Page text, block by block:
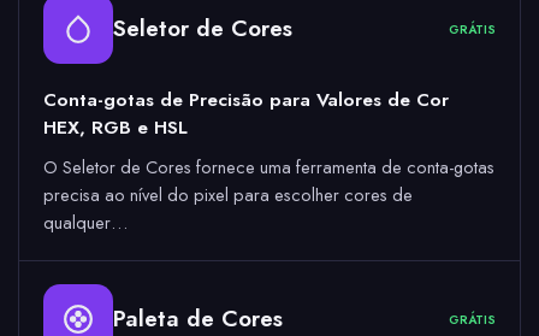
Seletor de Cores GRÁTIS
Conta-gotas de Precisão para Valores de Cor
HEX, RGB e HSL
O Seletor de Cores fornece uma ferramenta de conta-gotas
precisa ao nível do pixel para escolher cores de
qualquer…
Paleta de Cores GRÁTIS